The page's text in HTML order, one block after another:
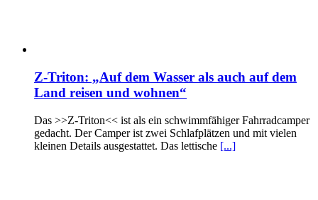
Z-Triton: „Auf dem Wasser als auch auf dem
Land reisen und wohnen“
Das >>Z-Triton<< ist als ein schwimmfähiger Fahrradcamper
gedacht. Der Camper ist zwei Schlafplätzen und mit vielen
kleinen Details ausgestattet. Das lettische [...]